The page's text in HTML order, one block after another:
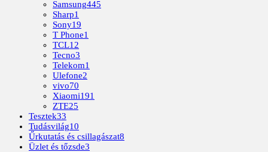
Samsung445
Sharp1
Sony19
T Phone1
TCL12
Tecno3
Telekom1
Ulefone2
vivo70
Xiaomi191
ZTE25
Tesztek33
Tudásvilág10
Űrkutatás és csillagászat8
Üzlet és tőzsde3